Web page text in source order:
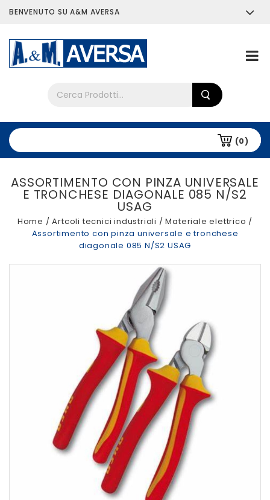
BENVENUTO SU A&M AVERSA
(0)
ASSORTIMENTO CON PINZA UNIVERSALE
E TRONCHESE DIAGONALE 085 N/S2
USAG
Home /Artcoli tecnici industriali /Materiale elettrico /
Assortimento con pinza universale e tronchese
diagonale 085 N/S2 USAG